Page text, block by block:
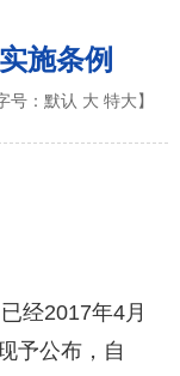
施条例
号： 默认 大 特大 】
经2017年4月
予公布，自